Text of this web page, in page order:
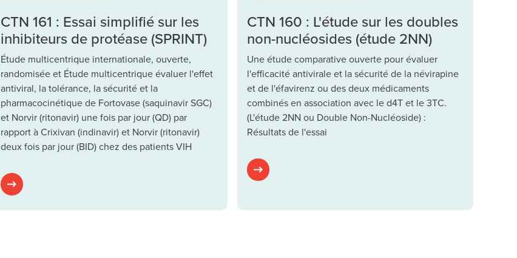
CTN 161 : Essai simplifié sur les
inhibiteurs de protéase (SPRINT)
Étude multicentrique internationale, ouverte,
randomisée et Étude multicentrique évaluer l'effet
antiviral, la tolérance, la sécurité et la
pharmacocinétique de Fortovase (saquinavir SGC)
et Norvir (ritonavir) une fois par jour (QD) par
rapport à Crixivan (indinavir) et Norvir (ritonavir)
deux fois par jour (BID) chez des patients VIH
CTN 160 : L'étude sur les doubles
non-nucléosides (étude 2NN)
Une étude comparative ouverte pour évaluer
l'efficacité antivirale et la sécurité de la névirapine
et de l'éfavirenz ou des deux médicaments
combinés en association avec le d4T et le 3TC.
(L'étude 2NN ou Double Non-Nucléoside) :
Résultats de l'essai